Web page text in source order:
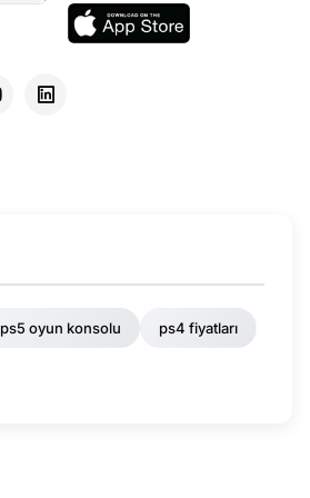
ps5 oyun konsolu ps4 fiyatları